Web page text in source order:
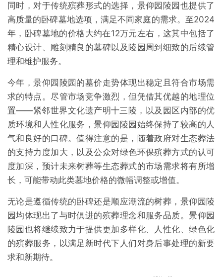
同时，对于传统殡葬形式的选择，景仰园陵园也提供了
高质量的卧碑墓地选项，满足不同家庭的需求。至2024
年，卧碑墓地的价格大约在12万元左右，这其中包括了
精心设计、雕刻精良的墓碑以及陵园周到细致的后续管
理和维护服务。
今年，景仰园陵园的墓价走势体现出稳定且符合市场需
求的特点。尽管市场竞争激烈，但凭借其优越的地理位
置——紧邻世界文化遗产明十三陵，以及园区内部的优
质环境和人性化服务，景仰园陵园始终保持了较高的人
气和良好的口碑。值得注意的是，随着政府对生态葬法
的支持力度加大，以及公众对绿色环保殡葬方式的认可
度加深，预计未来树葬等生态葬式的市场需求将有所增
长，可能带动此类墓地价格的微幅调整或增值。
无论是遵循传统的卧碑还是顺应潮流的树葬，景仰园陵
园均体现出了与时俱进的殡葬理念和服务品质。景仰园
陵园也将继续致力于提供更加多样化、人性化、绿色化
的殡葬服务，以满足新时代下人们对身后事处理的新要
求和新期待。